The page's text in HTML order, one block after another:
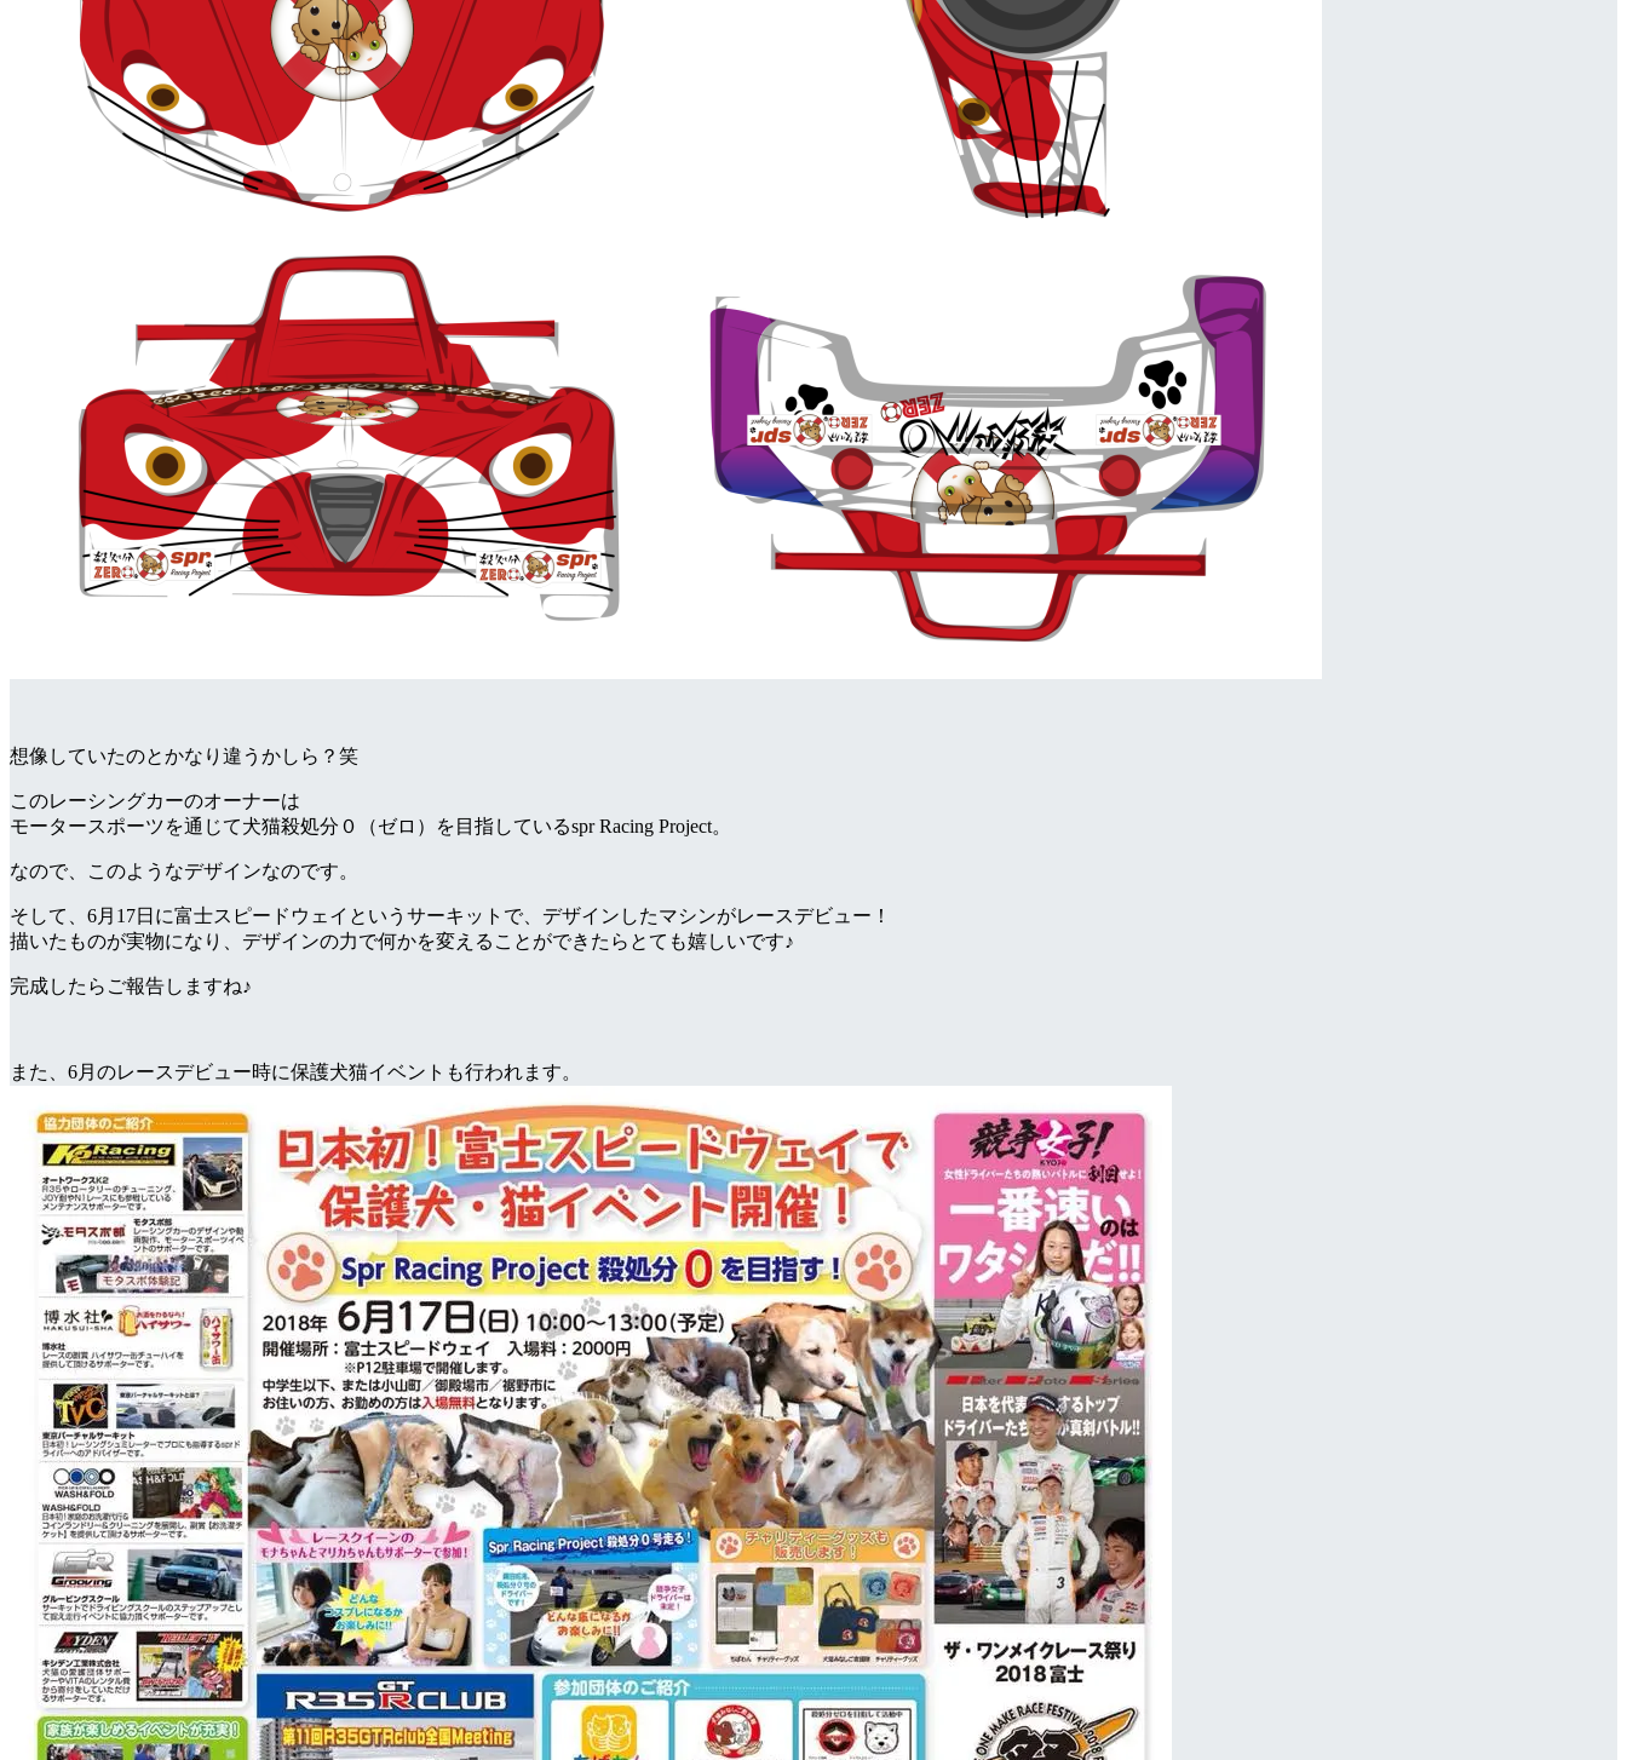
想像していたのとかなり違うかしら？笑
このレーシングカーのオーナーは
モータースポーツを通じて犬猫殺処分０（ゼロ）を目指しているspr Racing Project。
なので、このようなデザインなのです。
そして、6月17日に富士スピードウェイというサーキットで、デザインしたマシンがレースデビュー！
描いたものが実物になり、デザインの力で何かを変えることができたらとても嬉しいです♪
完成したらご報告しますね♪
また、6月のレースデビュー時に保護犬猫イベントも行われます。